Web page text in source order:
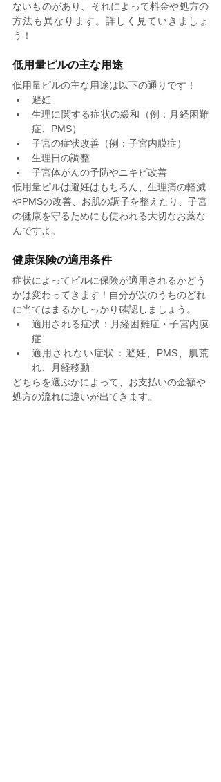
ないものがあり、それによって料金や処方の
方法も異なります。詳しく見ていきましょ
う！
低用量ピルの主な用途
低用量ピルの主な用途は以下の通りです！
避妊
生理に関する症状の緩和（例：月経困難
症、PMS）
子宮の症状改善（例：子宮内膜症）
生理日の調整
子宮体がんの予防やニキビ改善
低用量ピルは避妊はもちろん、生理痛の軽減
やPMSの改善、お肌の調子を整えたり、子宮
の健康を守るためにも使われる大切なお薬な
んですよ。
健康保険の適用条件
症状によってピルに保険が適用されるかどう
かは変わってきます！自分が次のうちのどれ
に当てはまるかしっかり確認しましょう。
適用される症状：月経困難症・子宮内膜
症
適用されない症状：避妊、PMS、肌荒
れ、月経移動
どちらを選ぶかによって、お支払いの金額や
処方の流れに違いが出てきます。